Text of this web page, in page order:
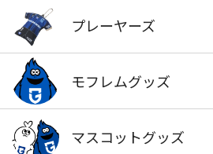
プレーヤーズ
モフレムグッズ
マスコットグッズ